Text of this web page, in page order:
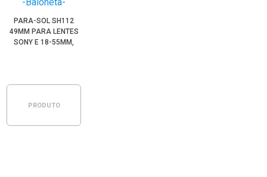
PARA-SOL SH112
49MM PARA LENTES
SONY E 18-55MM,
PRODUTO